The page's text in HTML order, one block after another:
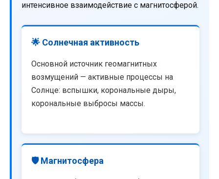
интенсивное взаимодействие с магнитосферой.
🌟 Солнечная активность
Основной источник геомагнитных
возмущений — активные процессы на
Солнце: вспышки, корональные дыры,
корональные выбросы массы.
🛡️ Магнитосфера